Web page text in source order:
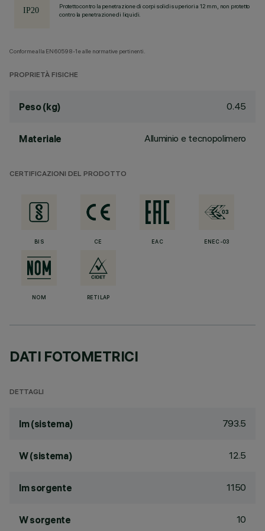
Protetto contro la penetrazione di corpi solidi superiori a 12 mm, non protetto
contro la penetrazione di liquidi.
Conforme alla EN60598-1 e alle normative pertinenti.
PROPRIETÀ FISICHE
Peso (kg) 0.45
Materiale Alluminio e tecnopolimero
CERTIFICAZIONI DEL PRODOTTO
BIS CE EAC ENEC-03
NOM RETILAP
DATI FOTOMETRICI
DETTAGLI
lm (sistema) 793.5
W (sistema) 12.5
lm sorgente 1150
W sorgente 10